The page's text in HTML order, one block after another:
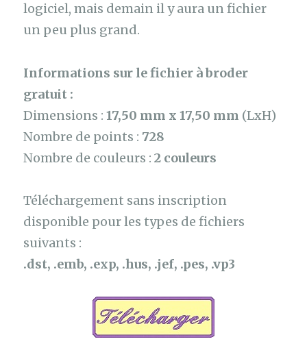
logiciel, mais demain il y aura un fichier
un peu plus grand.
Informations sur le fichier à broder
gratuit :
Dimensions :17,50 mm x 17,50 mm (LxH)
Nombre de points : 728
Nombre de couleurs :2 couleurs
Téléchargement sans inscription
disponible pour les types de fichiers
suivants :
.dst, .emb, .exp, .hus, .jef, .pes, .vp3